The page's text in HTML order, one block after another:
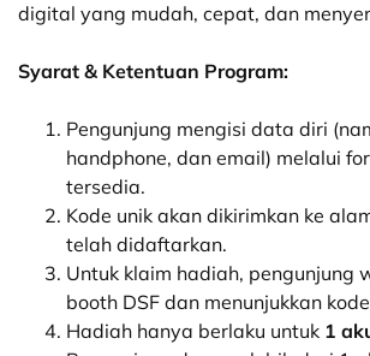
digital yang mudah, cepat, dan
Syarat & Ketentuan Program:
Pengunjung mengisi data diri
handphone, dan email) melalui
tersedia.
Kode unik akan dikirimkan ke
telah didaftarkan.
Untuk klaim hadiah, pengunjung
booth DSF dan menunjukkan
Hadiah hanya berlaku untuk 1